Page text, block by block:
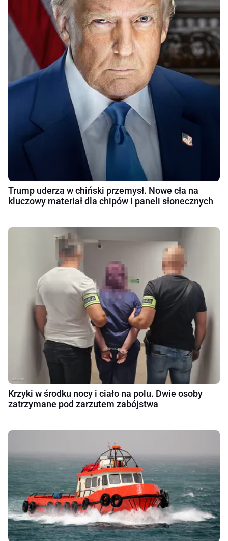
Trump uderza w chiński przemysł. Nowe cła na
kluczowy materiał dla chipów i paneli słonecznych
Krzyki w środku nocy i ciało na polu. Dwie osoby
zatrzymane pod zarzutem zabójstwa